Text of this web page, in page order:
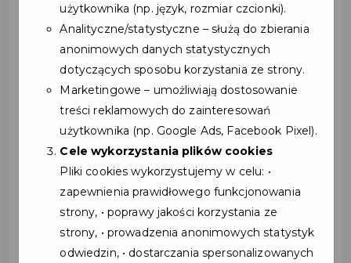
Mamy świetne wieści dla
wszystkich miłośników
wodnych przygód!
użytkownika (np. język, rozmiar czcionki).
Analityczne/statystyczne – służą do zbierania
anonimowych danych statystycznych
dotyczących sposobu korzystania ze strony.
Marketingowe – umożliwiają dostosowanie
treści reklamowych do zainteresowań
użytkownika (np. Google Ads, Facebook Pixel).
Cele wykorzystania plików cookies
Pliki cookies wykorzystujemy w celu: •
zapewnienia prawidłowego funkcjonowania
strony, • poprawy jakości korzystania ze
strony, • prowadzenia anonimowych statystyk
odwiedzin, • dostarczania spersonalizowanych